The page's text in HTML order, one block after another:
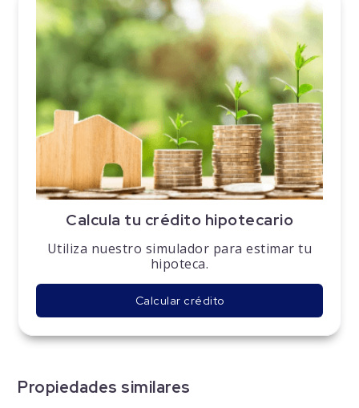
Calcula tu crédito hipotecario
Utiliza nuestro simulador para estimar tu
hipoteca.
Calcular crédito
Propiedades similares